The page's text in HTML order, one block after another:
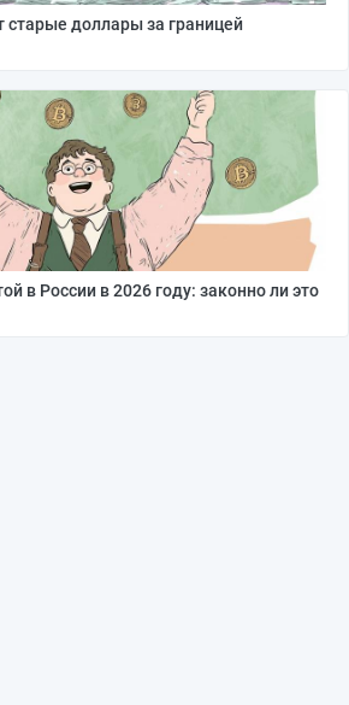
доллары за границей
в России в 2026 году: законно ли это